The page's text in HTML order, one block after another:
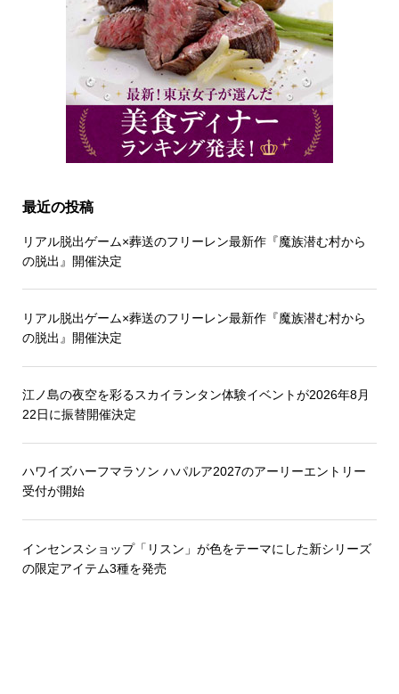
最近の投稿
リアル脱出ゲーム×葬送のフリーレン最新作『魔族潜む村から
の脱出』開催決定
リアル脱出ゲーム×葬送のフリーレン最新作『魔族潜む村から
の脱出』開催決定
江ノ島の夜空を彩るスカイランタン体験イベントが2026年8月
22日に振替開催決定
ハワイズハーフマラソン ハパルア2027のアーリーエントリー
受付が開始
インセンスショップ「リスン」が色をテーマにした新シリーズ
の限定アイテム3種を発売